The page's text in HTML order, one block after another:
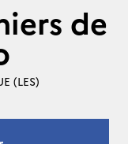
de
(LES)